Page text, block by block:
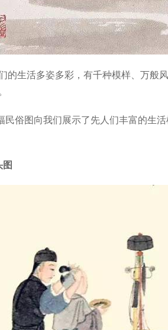
的生活多姿多彩，有千种模样、万般
民俗图向我们展示了先人们丰富的生
图